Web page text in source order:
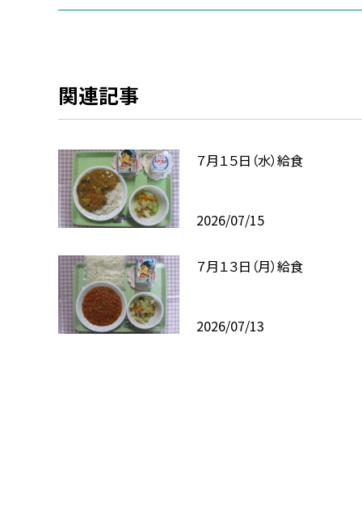
関連記事
７月１５日（水）給食
2026/07/15
７月１３日（月）給食
2026/07/13